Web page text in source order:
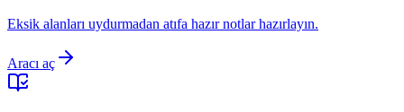
Eksik alanları uydurmadan atıfa hazır notlar hazırlayın.
Aracı aç